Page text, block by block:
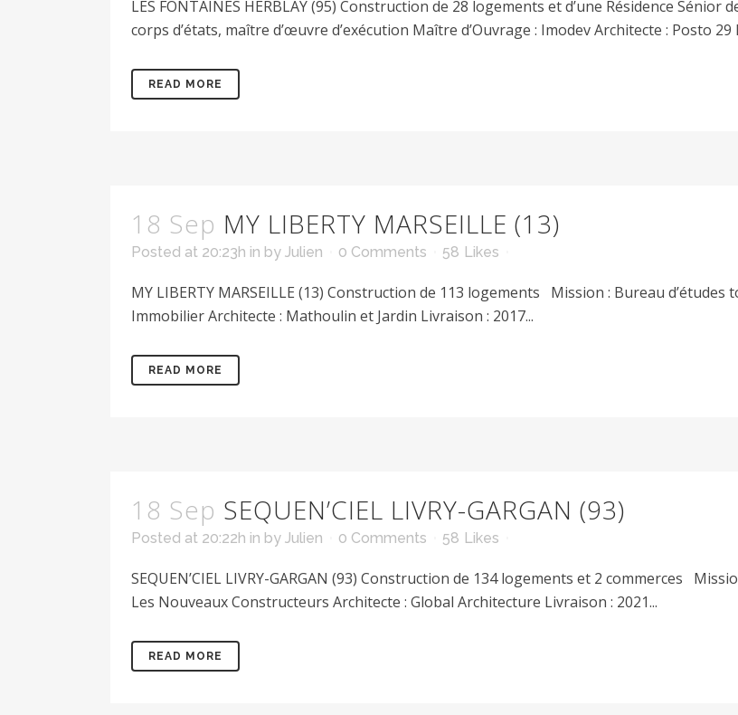
LES FONTAINES HERBLAY (95) Construction de 28 logements et d’une Résidence
corps d’états, maître d’œuvre d’exécution Maître d’Ouvrage : Imodev Architecte : Posto 29
READ MORE
18 Sep MY LIBERTY MARSEILLE (13)
Posted at 20:23h in by Julien 0 Comments 58 Likes
MY LIBERTY MARSEILLE (13) Construction de 113 logements Mission : Bureau d’études
Immobilier Architecte : Mathoulin et Jardin Livraison : 2017...
READ MORE
18 Sep SEQUEN’CIEL LIVRY-GARGAN (93)
Posted at 20:22h in by Julien 0 Comments 58 Likes
SEQUEN’CIEL LIVRY-GARGAN (93) Construction de 134 logements et 2 commerces
Les Nouveaux Constructeurs Architecte : Global Architecture Livraison : 2021...
READ MORE